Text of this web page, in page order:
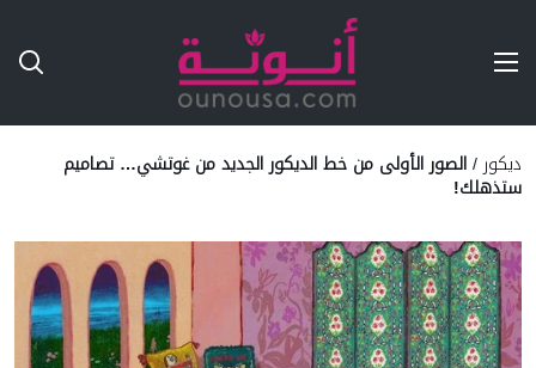
To
Content
ديكور /الصور الأولى من خط الديكور الجديد من غوتشي… تصاميم
ستذهلك!